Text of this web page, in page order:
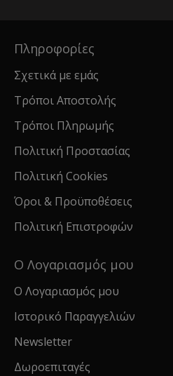
Πληροφορίες
Σχετικά με εμάς
Τρόποι Αποστολής
Τρόποι Πληρωμής
Πολιτική Προστασίας
Πολιτική Cookies
Όροι & Προϋποθέσεις
Πολιτική Επιστροφών
Ο Λογαριασμός μου
Ο Λογαριασμός μου
Ιστορικό Παραγγελιών
Newsletter
Δωροεπιταγές